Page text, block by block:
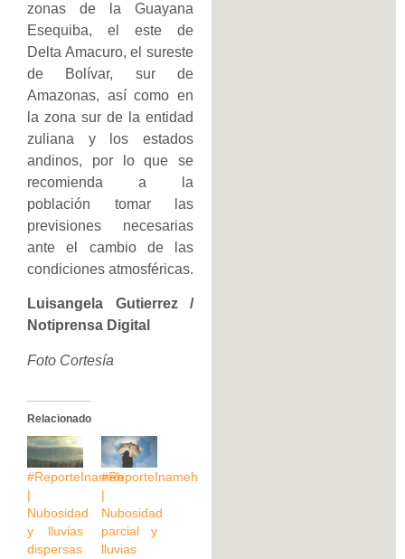
zonas de la Guayana
Esequiba, el este de
Delta Amacuro, el sureste
de Bolívar, sur de
Amazonas, así como en
la zona sur de la entidad
zuliana y los estados
andinos, por lo que se
recomienda a la
población tomar las
previsiones necesarias
ante el cambio de las
condiciones atmosféricas.
Luisangela Gutierrez /
Notiprensa Digital
Foto Cortesía
Relacionado
#ReporteInameh
|
Nubosidad
y lluvias
dispersas
#ReporteInameh
|
Nubosidad
parcial y
lluvias